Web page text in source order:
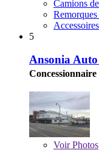
Camions
5
Ansonia
VoirPhotos